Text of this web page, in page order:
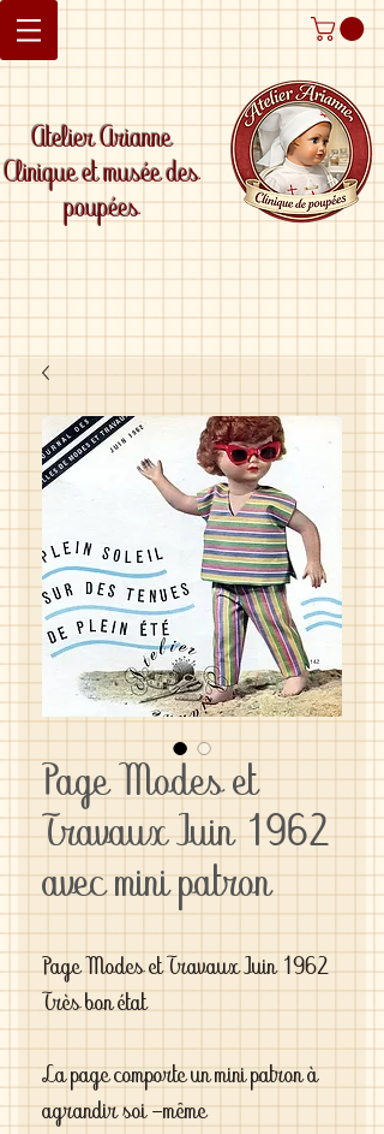
Atelier Arianne
Clinique et musée des
poupées
Page Modes et
Travaux Juin 1962
avec mini patron
Page Modes et Travaux Juin 1962
Très bon état
La page comporte un mini patron à
agrandir soi -même